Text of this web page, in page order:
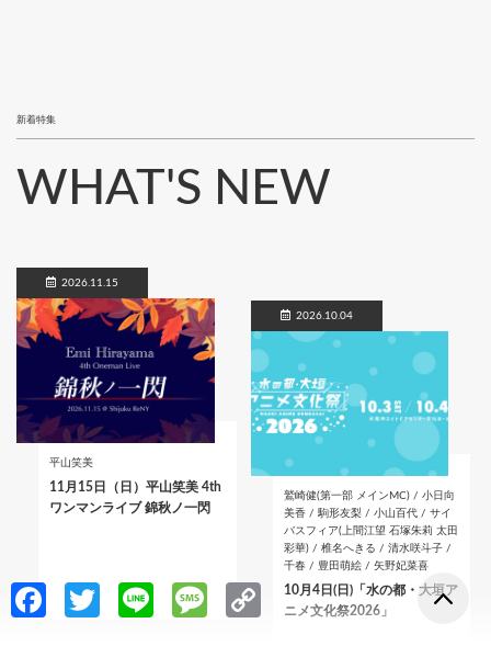
Fa
T
Li
M
新着特集
WHAT'S NEW
2026.11.15
平山笑美
11月15日（日）平山笑美 4th
ワンマンライブ 錦秋ノ一閃
2026.10.04
鷲崎健(第一部 メインMC) / 小日向
美香 / 駒形友梨 / 小山百代 / サイ
バスフィア(上間江望 石塚朱莉 太田
彩華) / 椎名へきる / 清水咲斗子 /
千春 / 豊田萌絵 / 矢野妃菜喜
10月4日(日)「水の都・大垣ア
ニメ文化祭2026」